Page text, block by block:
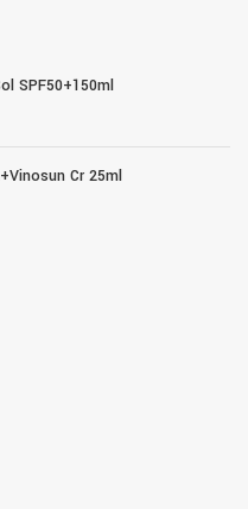
SPF50+150ml
Cr 25ml